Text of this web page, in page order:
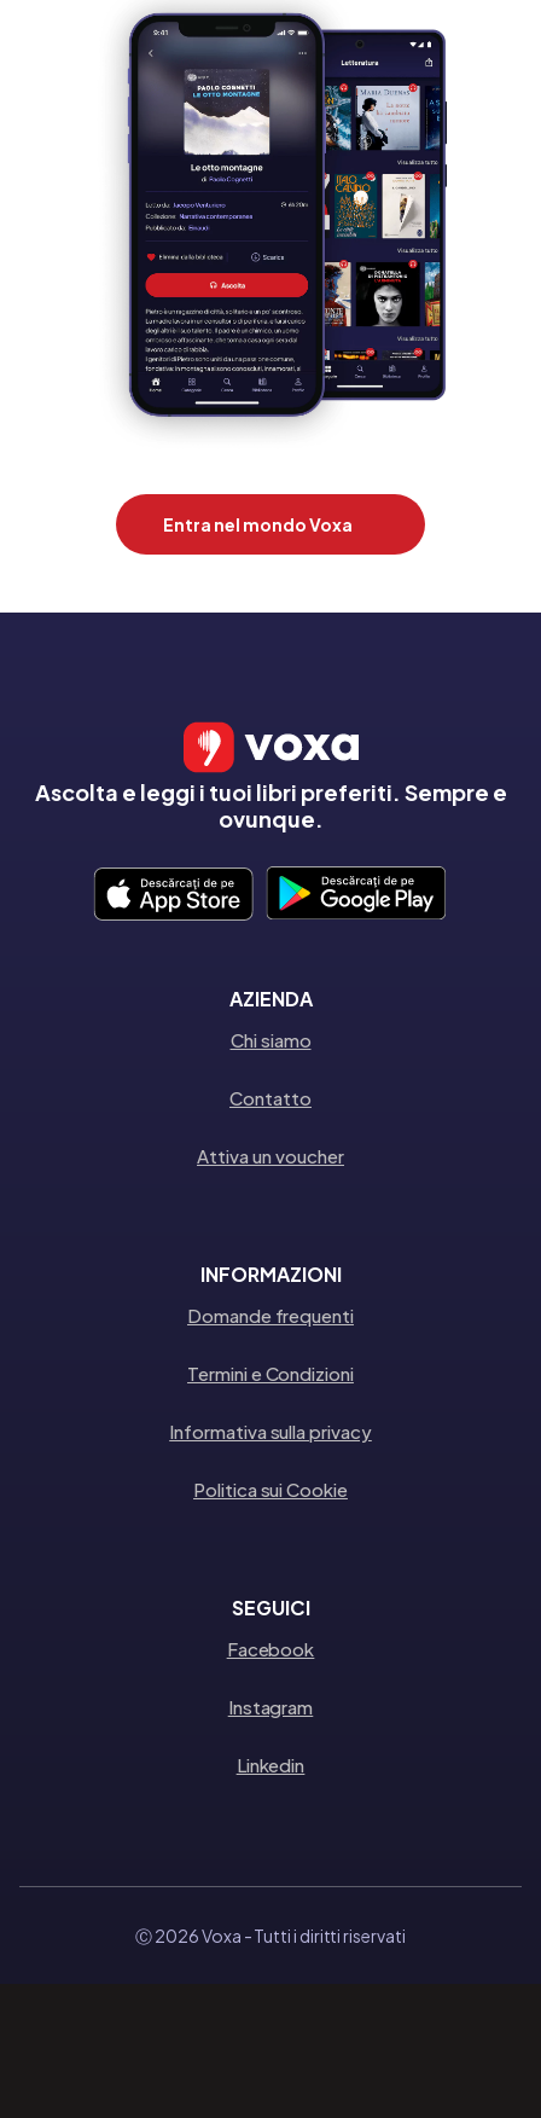
Entra nel mondo Voxa
Ascolta e leggi i tuoi libri preferiti. Sempre e
ovunque.
AZIENDA
Chi siamo
Contatto
Attiva un voucher
INFORMAZIONI
Domande frequenti
Termini e Condizioni
Informativa sulla privacy
Politica sui Cookie
SEGUICI
Facebook
Instagram
Linkedin
Ⓒ 2026 Voxa - Tutti i diritti riservati